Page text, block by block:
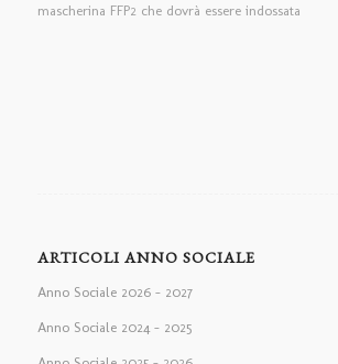
mascherina FFP2 che dovrà essere indossata
ARTICOLI ANNO SOCIALE
Anno Sociale 2026 – 2027
Anno Sociale 2024 – 2025